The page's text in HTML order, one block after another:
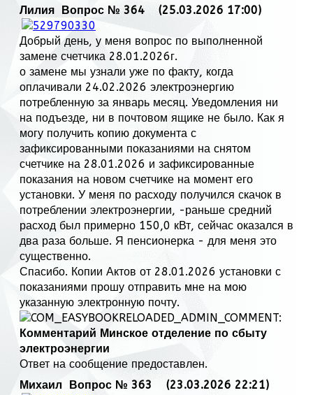
Лилия
Вопрос № 364 (25.03.2026 17:00)
Добрый день, у меня вопрос по выполненной
замене счетчика 28.01.2026г.
о замене мы узнали уже по факту, когда
оплачивали 24.02.2026 электроэнергию
потребленную за январь месяц. Уведомления ни
на подъезде, ни в почтовом ящике не было. Как я
могу получить копию документа с
зафиксированными показаниями на снятом
счетчике на 28.01.2026 и зафиксированные
показания на новом счетчике на момент его
установки. У меня по расходу получился скачок в
потреблении электроэнергии, -раньше средний
расход был примерно 150,0 кВт, сейчас оказался в
два раза больше. Я пенсионерка - для меня это
существенно.
Спасибо. Копии Актов от 28.01.2026 установки с
показаниями прошу отправить мне на мою
указанную электронную почту.
Комментарий Минское отделение по сбыту
электроэнергии
Ответ на сообщение предоставлен.
Михаил
Вопрос № 363 (23.03.2026 22:21)